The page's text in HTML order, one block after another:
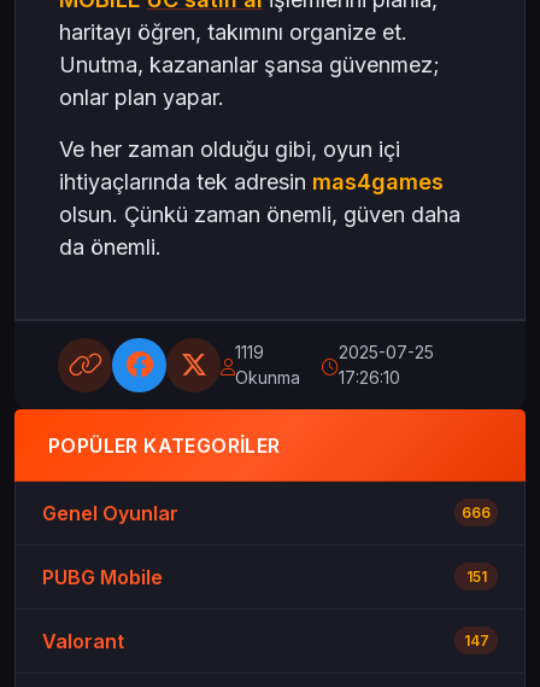
haritayı öğren, takımını organize et.
Unutma, kazananlar şansa güvenmez;
onlar plan yapar.
Ve her zaman olduğu gibi, oyun içi
ihtiyaçlarında tek adresin mas4games
olsun. Çünkü zaman önemli, güven daha
da önemli.
1119
Okunma
2025-07-25
17:26:10
POPÜLER KATEGORILER
Genel Oyunlar 666
PUBG Mobile 151
Valorant 147